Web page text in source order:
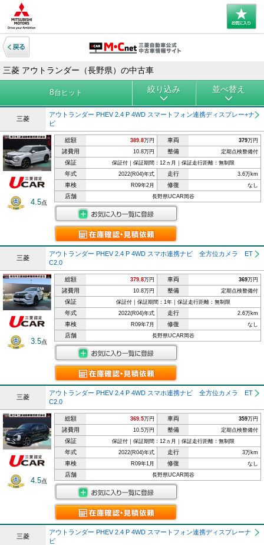
三菱 アウトランダー（長野県）の中古車
8台ヒット 絞り込み 並べ替え
三菱
アウトランダー PHEV 2.4 P 4WD スマートフォン連携ディスプレー+ナ
ビ
4.5点
総額 389.8万円 車両 379万円
諸費用 10.8万円 整備 定期点検整備付
保証 保証付｜保証期間：12ヵ月｜保証走行距離：無制限
年式 2022(R04)年式 走行 3.6万km
車検 R09年2月 修復 なし
店舗 長野県UCAR岡谷
三菱
アウトランダー PHEV 2.4 P 4WD スマホ連携ナビ 全方位カメラ ET
C2.0
3.5点
総額 379.8万円 車両 369万円
諸費用 10.8万円 整備 定期点検整備付
保証 保証付｜保証期間：1年｜保証走行距離：無制限
年式 2022(R04)年式 走行 2.6万km
車検 R09年7月 修復 なし
店舗 長野県UCAR岡谷
三菱
アウトランダー PHEV 2.4 P 4WD スマホ連携ナビ 全方位カメラ ET
C2.0
4.5点
総額 369.5万円 車両 359万円
諸費用 10.5万円 整備 定期点検整備付
保証 保証付｜保証期間：12ヵ月｜保証走行距離：無制限
年式 2022(R04)年式 走行 3万km
車検 R09年1月 修復 なし
店舗 長野県UCAR岡谷
三菱
アウトランダー PHEV 2.4 P 4WD スマートフォン連携ディスプレーナ
ビ